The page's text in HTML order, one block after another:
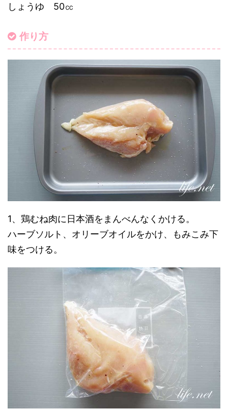
しょうゆ 50㏄
作り方
1、鶏むね肉に日本酒をまんべんなくかける。
ハーブソルト、オリーブオイルをかけ、もみこみ下
味をつける。